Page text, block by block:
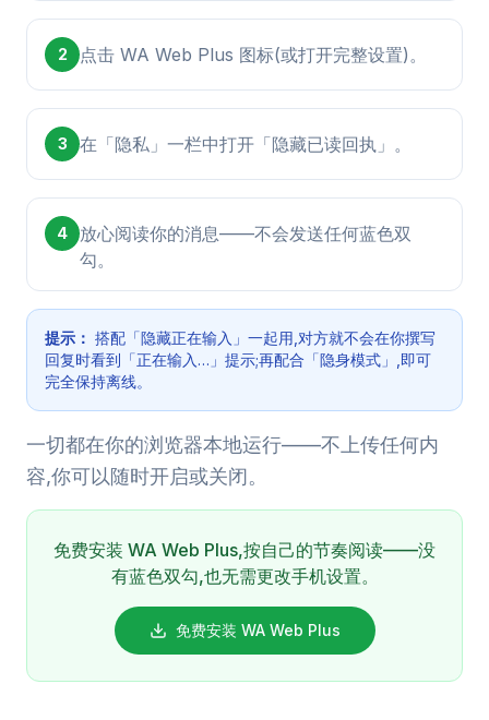
2 点击 WA Web Plus 图标(或打开完整设置)。
3 在「隐私」一栏中打开「隐藏已读回执」。
4
放心阅读你的消息——不会发送任何蓝色双
勾。
提示： 搭配「隐藏正在输入」一起用,对方就不会在你撰写
回复时看到「正在输入…」提示;再配合「隐身模式」,即可
完全保持离线。
一切都在你的浏览器本地运行——不上传任何内
容,你可以随时开启或关闭。
免费安装 WA Web Plus,按自己的节奏阅读——没
有蓝色双勾,也无需更改手机设置。
免费安装 WA Web Plus